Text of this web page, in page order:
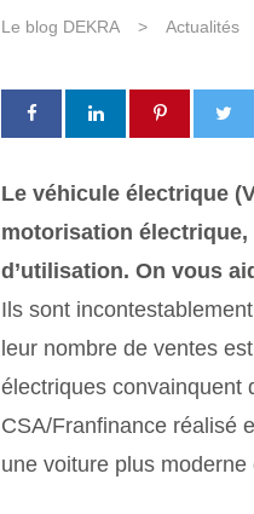
Le blog DEKRA > Actualités
Le véhicule électrique
motorisation
d’utilisation. On vous
Ils sont
leur nombre de ventes
électriques convainquent
CSA/Franfinance réalisé
une voiture plus moderne